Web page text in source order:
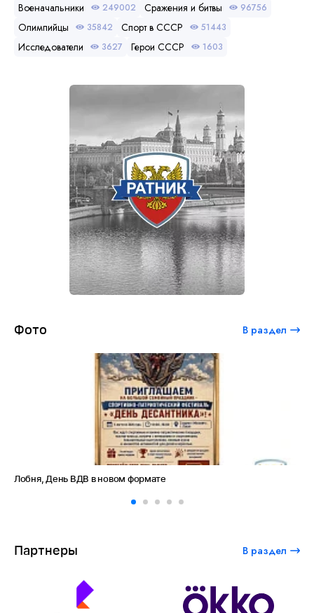
Военачальники 249002 Сражения и битвы 96756
Олимпийцы 35842 Спорт в СССР 51443
Исследователи 3627 Герои СССР 1603
Фото В раздел
Лобня, День ВДВ в новом формате
Партнеры В раздел